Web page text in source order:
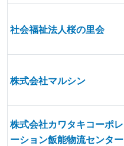
社会福祉法人桜の里会
株式会社マルシン
株式会社カワタキコーポレ
ーション飯能物流センター